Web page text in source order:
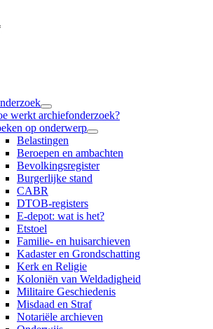
werkt archiefonderzoek?
op onderwerp
Belastingen
Beroepen en ambachten
Bevolkingsregister
Burgerlijke stand
CABR
DTOB-registers
E-depot: wat is het?
Etstoel
Familie- en huisarchieven
Kadaster en Grondschatting
Kerk en Religie
Koloniën van Weldadigheid
Militaire Geschiedenis
Misdaad en Straf
Notariële archieven